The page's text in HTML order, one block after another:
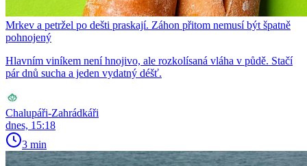
Mrkev a petržel po dešti praskají. Záhon přitom nemusí být špatně
pohnojený
Hlavním viníkem není hnojivo, ale rozkolísaná vláha v půdě. Stačí
pár dnů sucha a jeden vydatný déšť.
Chalupáři-Zahrádkáři
dnes, 15:18
3 min